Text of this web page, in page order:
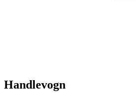
Handlevogn